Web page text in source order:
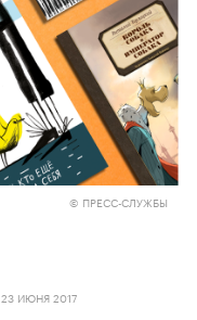
© ПРЕСС-СЛУЖБЫ
23 ИЮНЯ 2017